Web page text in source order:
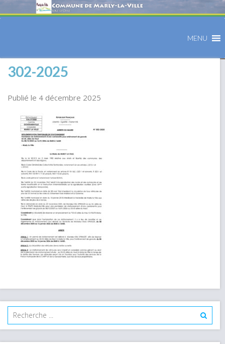
MENU
302-2025
Publié le 4 décembre 2025